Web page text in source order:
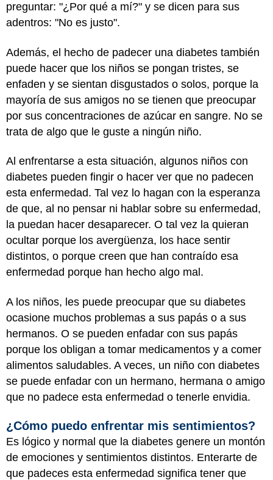
preguntar: "¿Por qué a mí?" y se dicen para sus
adentros: "No es justo".
Además, el hecho de padecer una diabetes también
puede hacer que los niños se pongan tristes, se
enfaden y se sientan disgustados o solos, porque la
mayoría de sus amigos no se tienen que preocupar
por sus concentraciones de azúcar en sangre. No se
trata de algo que le guste a ningún niño.
Al enfrentarse a esta situación, algunos niños con
diabetes pueden fingir o hacer ver que no padecen
esta enfermedad. Tal vez lo hagan con la esperanza
de que, al no pensar ni hablar sobre su enfermedad,
la puedan hacer desaparecer. O tal vez la quieran
ocultar porque los avergüenza, los hace sentir
distintos, o porque creen que han contraído esa
enfermedad porque han hecho algo mal.
A los niños, les puede preocupar que su diabetes
ocasione muchos problemas a sus papás o a sus
hermanos. O se pueden enfadar con sus papás
porque los obligan a tomar medicamentos y a comer
alimentos saludables. A veces, un niño con diabetes
se puede enfadar con un hermano, hermana o amigo
que no padece esta enfermedad o tenerle envidia.
¿Cómo puedo enfrentar mis sentimientos?
Es lógico y normal que la diabetes genere un montón
de emociones y sentimientos distintos. Enterarte de
que padeces esta enfermedad significa tener que